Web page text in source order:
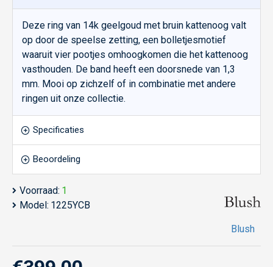
Deze ring van 14k geelgoud met bruin kattenoog valt
op door de speelse zetting, een bolletjesmotief
waaruit vier pootjes omhoogkomen die het kattenoog
vasthouden. De band heeft een doorsnede van 1,3
mm. Mooi op zichzelf of in combinatie met andere
ringen uit onze collectie.
Specificaties
Beoordeling
Voorraad: 1
Model: 1225YCB
Blush